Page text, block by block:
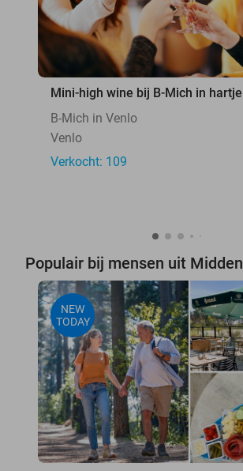
Mini-high wine bij B-Mich in
B-Mich in Venlo
Venlo
Verkocht: 109
Populair bij mensen uit
NEW
TODAY